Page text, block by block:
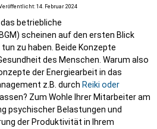
14. Februar 2024
betriebliche
scheinen auf den ersten Blick
zu haben. Beide Konzepte
des Menschen. Warum also
der Energiearbeit in das
z.B. durch Reiki oder
Zum Wohle Ihrer Mitarbeiter am
psychischer Belastungen und
der Produktivität in Ihrem